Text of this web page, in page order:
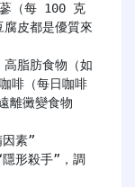
蔘（每 100 克
皮都是優質來
啡（每日咖啡
離黴變食物